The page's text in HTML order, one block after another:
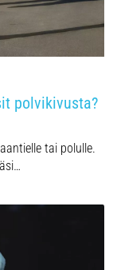
polvikivusta?
tai polulle.